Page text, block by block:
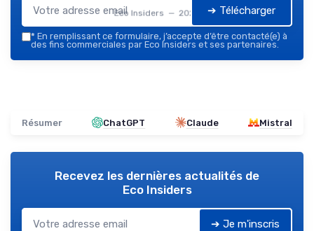
Eco Insiders — 2026 ➔ Télécharger
* En remplissant ce formulaire, j’accepte d’être contacté(e) à
des fins commerciales par Eco Insiders et ses partenaires.
Résumer ChatGPT Claude Mistral
Recevez les dernières actualités de
Eco Insiders
➔ Je m'inscris